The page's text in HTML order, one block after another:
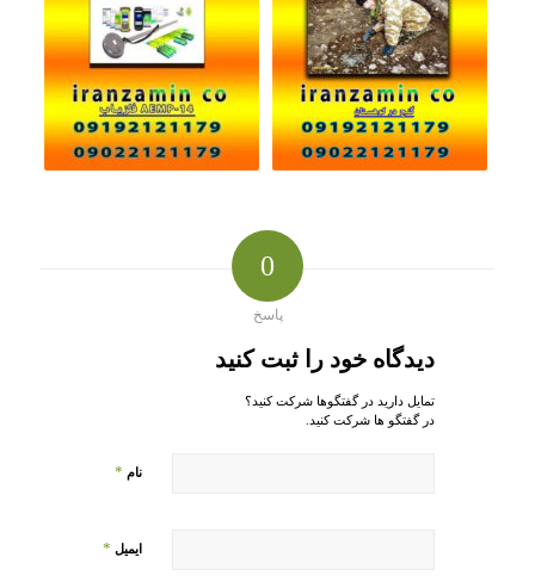
0
پاسخ
دیدگاه خود را ثبت کنید
تمایل دارید در گفتگوها شرکت کنید؟
در گفتگو ها شرکت کنید.
نام *
ایمیل *